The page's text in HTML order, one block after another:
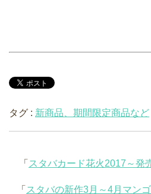
タグ : 新商品、期間限定商品など
「 スタバカード花火2017～発
「 スタバの新作3月～4月マン